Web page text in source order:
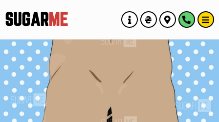
SUGARME